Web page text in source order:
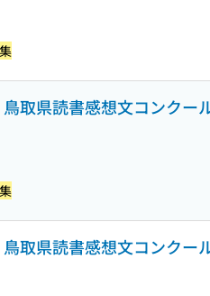
鳥取県読書感想文コンクー
鳥取県読書感想文コンクー